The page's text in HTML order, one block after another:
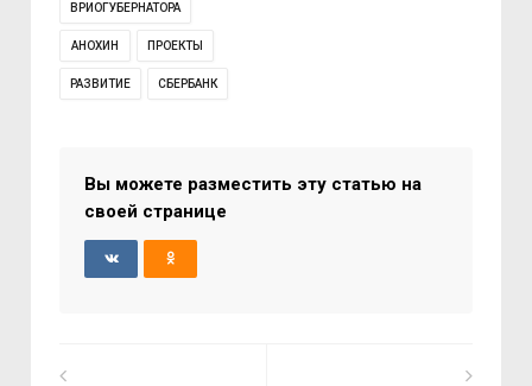
ВРИОГУБЕРНАТОРА
АНОХИН ПРОЕКТЫ
РАЗВИТИЕ СБЕРБАНК
Вы можете разместить эту статью на
своей странице